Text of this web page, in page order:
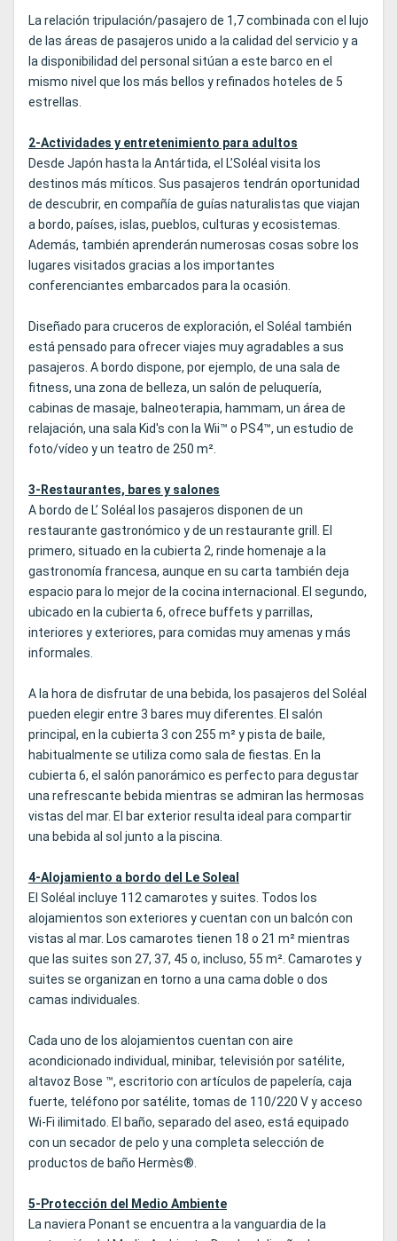
La relación tripulación/pasajero de 1,7 combinada con el lujo
de las áreas de pasajeros unido a la calidad del servicio y a
la disponibilidad del personal sitúan a este barco en el
mismo nivel que los más bellos y refinados hoteles de 5
estrellas.
2-Actividades y entretenimiento para adultos
Desde Japón hasta la Antártida, el L’Soléal visita los
destinos más míticos. Sus pasajeros tendrán oportunidad
de descubrir, en compañía de guías naturalistas que viajan
a bordo, países, islas, pueblos, culturas y ecosistemas.
Además, también aprenderán numerosas cosas sobre los
lugares visitados gracias a los importantes
conferenciantes embarcados para la ocasión.
Diseñado para cruceros de exploración, el Soléal también
está pensado para ofrecer viajes muy agradables a sus
pasajeros. A bordo dispone, por ejemplo, de una sala de
fitness, una zona de belleza, un salón de peluquería,
cabinas de masaje, balneoterapia, hammam, un área de
relajación, una sala Kid's con la Wii™ o PS4™, un estudio de
foto/vídeo y un teatro de 250 m².
3-Restaurantes, bares y salones
A bordo de L’ Soléal los pasajeros disponen de un
restaurante gastronómico y de un restaurante grill. El
primero, situado en la cubierta 2, rinde homenaje a la
gastronomía francesa, aunque en su carta también deja
espacio para lo mejor de la cocina internacional. El segundo,
ubicado en la cubierta 6, ofrece buffets y parrillas,
interiores y exteriores, para comidas muy amenas y más
informales.
A la hora de disfrutar de una bebida, los pasajeros del Soléal
pueden elegir entre 3 bares muy diferentes. El salón
principal, en la cubierta 3 con 255 m² y pista de baile,
habitualmente se utiliza como sala de fiestas. En la
cubierta 6, el salón panorámico es perfecto para degustar
una refrescante bebida mientras se admiran las hermosas
vistas del mar. El bar exterior resulta ideal para compartir
una bebida al sol junto a la piscina.
4-Alojamiento a bordo del Le Soleal
El Soléal incluye 112 camarotes y suites. Todos los
alojamientos son exteriores y cuentan con un balcón con
vistas al mar. Los camarotes tienen 18 o 21 m² mientras
que las suites son 27, 37, 45 o, incluso, 55 m². Camarotes y
suites se organizan en torno a una cama doble o dos
camas individuales.
Cada uno de los alojamientos cuentan con aire
acondicionado individual, minibar, televisión por satélite,
altavoz Bose ™, escritorio con artículos de papelería, caja
fuerte, teléfono por satélite, tomas de 110/220 V y acceso
Wi-Fi ilimitado. El baño, separado del aseo, está equipado
con un secador de pelo y una completa selección de
productos de baño Hermès®.
5-Protección del Medio Ambiente
La naviera Ponant se encuentra a la vanguardia de la